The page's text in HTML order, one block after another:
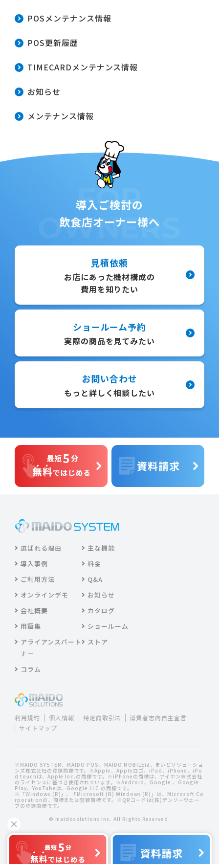
POSメンテナンス情報
POS更新履歴
TIMECARDメンテナンス情報
お知らせ
メンテナンス情報
導入ご検討の
飲食店オーナー様へ
FOR
OWNERS
見積依頼
お店にあった機材構成の
費用を知りたい
ショールーム予約
実際の商品を見てみたい
お問い合わせ
もっと詳しく相談したい
選ばれる理由
主な機能
導入事例
料金
ご利用方法
Q&A
オンラインデモ
お知らせ
会社概要
カタログ
用語集
ショールーム
アライアンスパート
ナー
ストア
コラム
利用規約 個人情報 特定商取引法
消費者志向自主宣言
サイトマップ
※MAIDO SYSTEM、MAIDO POS、MAIDO MOBILEは、まいどソリューショ
ンズ株式会社の登録商標です。※Apple、Appleロゴ、iPad、iPhone、iPo
d touchは、Apple Inc.の商標です。※iPhoneの商標は、アイホン株式会社
のライセンスに基づき使用されています。※Android、Google 、Google
Play、YouTubeは、Google LLC の商標です。
※「Windows (R)」、「Microsoft (R) Windows (R)」は、Microsoft Co
rporationの、商標または登録商標です。※QRコードは(株)デンソーウェー
ブの登録商標です。
© maidosolutions Inc. All Rights Reserved.